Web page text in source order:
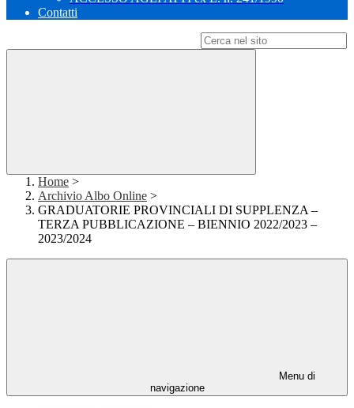
Contatti
Home >
Archivio Albo Online >
GRADUATORIE PROVINCIALI DI SUPPLENZA –
TERZA PUBBLICAZIONE – BIENNIO 2022/2023 –
2023/2024
Menu di
navigazione